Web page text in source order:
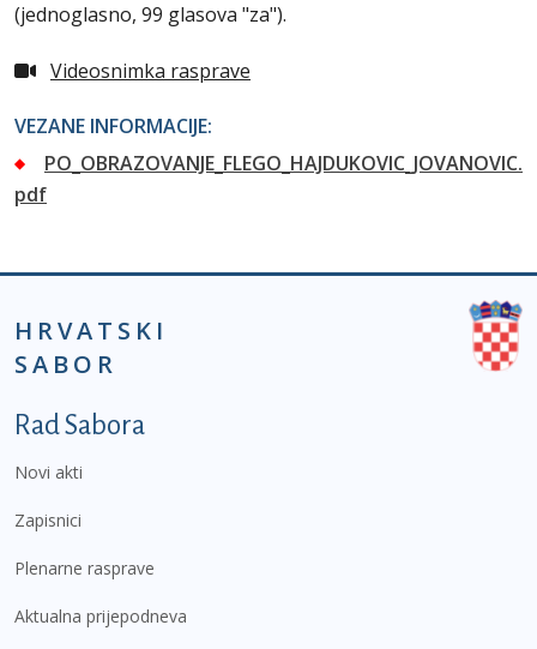
(jednoglasno, 99 glasova "za").
Videosnimka rasprave
VEZANE INFORMACIJE:
PO_OBRAZOVANJE_FLEGO_HAJDUKOVIC_JOVANOVIC.
pdf
HRVATSKI
SABOR
Podnožje prvi izbornik
Rad Sabora
Novi akti
Zapisnici
Plenarne rasprave
Aktualna prijepodneva